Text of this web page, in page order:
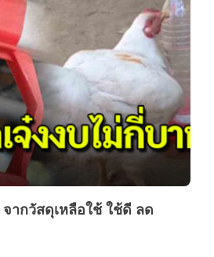
ากวัสดุเหลือใช้ ใช้ดี ลด